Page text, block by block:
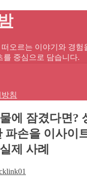
오르는 이야기와 경험
를 중심으로 담습니다.
침
에 잠겼다면?
파손을 이사이
제 사례